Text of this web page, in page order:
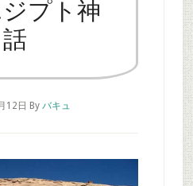
プト神
話
12日 By バキュ